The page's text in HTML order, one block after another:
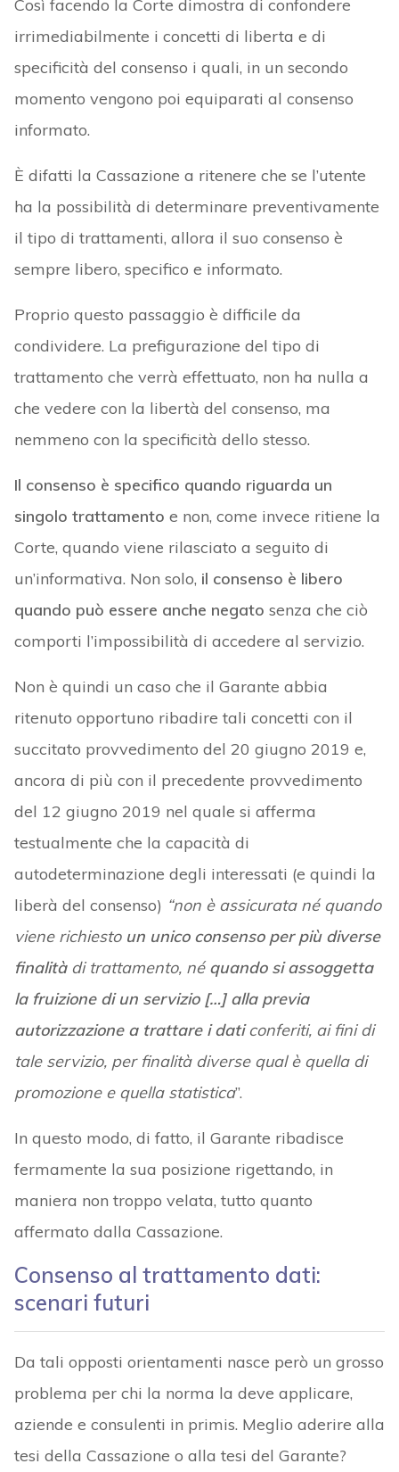
Così facendo la Corte dimostra di confondere
irrimediabilmente i concetti di liberta e di
specificità del consenso i quali, in un secondo
momento vengono poi equiparati al consenso
informato.
È difatti la Cassazione a ritenere che se l’utente
ha la possibilità di determinare preventivamente
il tipo di trattamenti, allora il suo consenso è
sempre libero, specifico e informato.
Proprio questo passaggio è difficile da
condividere. La prefigurazione del tipo di
trattamento che verrà effettuato, non ha nulla a
che vedere con la libertà del consenso, ma
nemmeno con la specificità dello stesso.
Il consenso è specifico quando riguarda un
singolo trattamento e non, come invece ritiene la
Corte, quando viene rilasciato a seguito di
un’informativa. Non solo, il consenso è libero
quando può essere anche negato senza che ciò
comporti l’impossibilità di accedere al servizio.
Non è quindi un caso che il Garante abbia
ritenuto opportuno ribadire tali concetti con il
succitato provvedimento del 20 giugno 2019 e,
ancora di più con il precedente provvedimento
del 12 giugno 2019 nel quale si afferma
testualmente che la capacità di
autodeterminazione degli interessati (e quindi la
liberà del consenso) “non è assicurata né quando
viene richiesto un unico consenso per più diverse
finalitàdi trattamento, néquando si assoggetta
la fruizione di un servizio […] alla previa
autorizzazione a trattare i daticonferiti, ai fini di
tale servizio, per finalità diverse qual è quella di
promozione e quella statistica”.
In questo modo, di fatto, il Garante ribadisce
fermamente la sua posizione rigettando, in
maniera non troppo velata, tutto quanto
affermato dalla Cassazione.
Consenso al trattamento dati:
scenari futuri
Da tali opposti orientamenti nasce però un grosso
problema per chi la norma la deve applicare,
aziende e consulenti in primis. Meglio aderire alla
tesi della Cassazione o alla tesi del Garante?